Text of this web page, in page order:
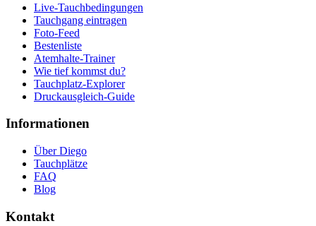
Live-Tauchbedingungen
Tauchgang eintragen
Foto-Feed
Bestenliste
Atemhalte-Trainer
Wie tief kommst du?
Tauchplatz-Explorer
Druckausgleich-Guide
Informationen
Über Diego
Tauchplätze
FAQ
Blog
Kontakt